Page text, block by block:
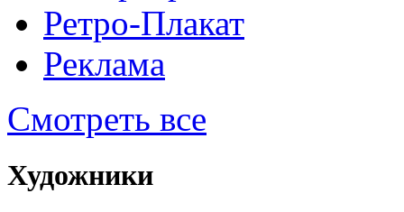
Ретро-Плакат
Реклама
Смотреть все
Художники